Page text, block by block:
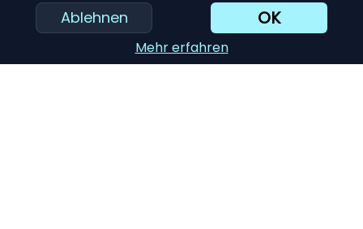
Ablehnen OK
Mehr erfahren
Akkulaufzeit: Ein langlebiger Akku ist für eine
unterbrechungsfreie Nutzung unerlässlich. Suchen Sie
nach einem Smartphone mit einer Akkukapazität von